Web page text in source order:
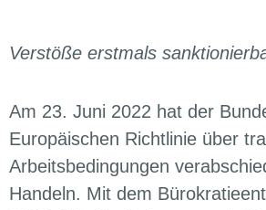
Verstöße erstmals
Am 23. Juni 2022 hat der
Europäischen Richtlinie über
Arbeitsbedingungen
Handeln. Mit dem